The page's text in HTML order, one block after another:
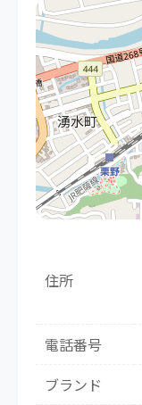
住所
電話番号
ブランド